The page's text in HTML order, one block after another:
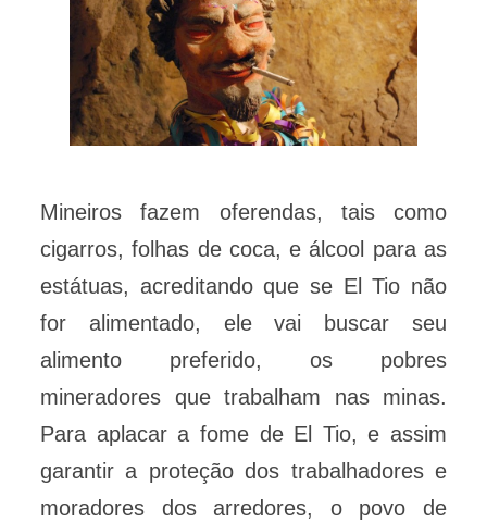
Mineiros fazem oferendas, tais como
cigarros, folhas de coca, e álcool para as
estátuas, acreditando que se El Tio não
for alimentado, ele vai buscar seu
alimento preferido, os pobres
mineradores que trabalham nas minas.
Para aplacar a fome de El Tio, e assim
garantir a proteção dos trabalhadores e
moradores dos arredores, o povo de